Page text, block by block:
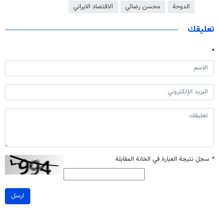
الدوحة محسن رضائي الاقتصاد الايراني
تعليقك
* سجل نتيجة العبارة في الخانة المقابلة
ارسل